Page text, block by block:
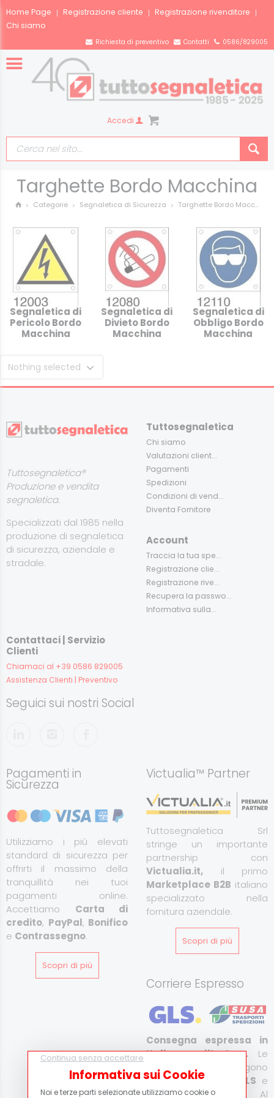
Home Page Registrazione cliente
Registrazione rivenditore
Chi siamo
Richiesta di preventivo Contatti 0586/829005
Accedi
Targhette Bordo Macchina
Categorie Segnaletica di Sicurezza Targhette Bordo Macc...
Segnaletica di
Pericolo Bordo
Macchina
Segnaletica di
Divieto Bordo
Macchina
Segnaletica di
Obbligo Bordo
Macchina
Nothing selected
Tuttosegnaletica®
Produzione e vendita
segnaletica.
Specializzati dal 1985 nella
produzione di segnaletica
di sicurezza, aziendale e
stradale.
Tuttosegnaletica
Chi siamo
Valutazioni client...
Pagamenti
Spedizioni
Condizioni di vend...
Diventa Fornitore
Account
Traccia la tua spe...
Registrazione clie...
Registrazione rive...
Recupera la passwo...
Informativa sulla...
Contattaci | Servizio
Clienti
Chiamaci al +39 0586 829005
Assistenza Clienti | Preventivo
Seguici sui nostri Social
Pagamenti in
Sicurezza
Utilizziamo i più elevati
standard di sicurezza per
offrirti il massimo della
tranquillità nei tuoi
pagamenti online.
Accettiamo Carta di
credito, PayPal, Bonifico
e Contrassegno.
Scopri di più
Victualia™ Partner
Tuttosegnaletica Srl
stringe un importante
partnership con
Victualia.it, il primo
Marketplace B2B italiano
specializzato nella
fornitura aziendale.
Scopri di più
Corriere Espresso
Consegna espressa in
Italia e all’estero. Le
spedizioni vengono
effettuate tramite
GLS e
Susa Trasporti
. Al
Continua senza accettare
Informativa sui Cookie
Noi e terze parti selezionate utilizziamo cookie o